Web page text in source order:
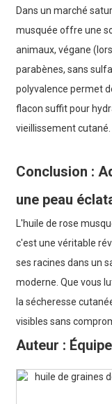
Dans un marché
musquée offre une
animaux, végane
parabènes, sans
polyvalence permet
flacon suffit pour
vieillissement cutané.
Conclusion :
une peau
L'huile de rose
c'est une véritable
ses racines dans un
moderne. Que vous
la sécheresse
visibles sans
Auteur :